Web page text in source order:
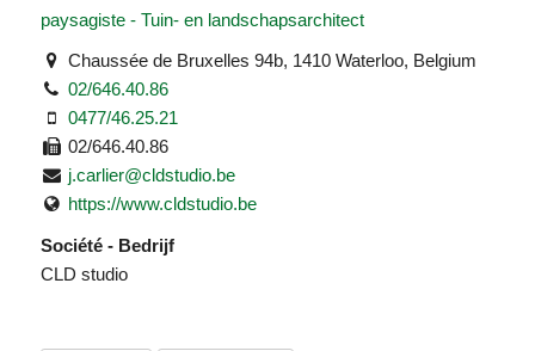
paysagiste - Tuin- en landschapsarchitect
Chaussée de Bruxelles 94b, 1410 Waterloo, Belgium
02/646.40.86
0477/46.25.21
02/646.40.86
j.carlier@cldstudio.be
https://www.cldstudio.be
Société - Bedrijf
CLD studio